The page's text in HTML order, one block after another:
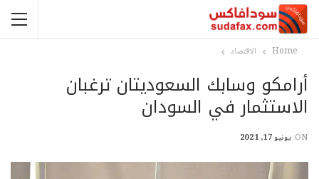
Home الاقتصاد
أرامكو وسابك السعوديتان ترغبان
الاستثمار في السودان
ON يونيو 17, 2021